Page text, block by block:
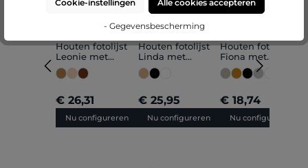
Gemiddelde waardering van 5 van 5 sterren
(1)
Houten fotolijst
Leonie met
afstandshouder
op maat
€ 26,31
Nu configureren
Houten fotolijst
Linda met
afstandslijst op
maat
€ 25,95
Nu configureren
Houten fotolijst
Fiona met
afstandslijst op
maat gemaakt
€ 18,74
Nu configureren
Cookie-instellingen Alle cookies accepteren
- Gegevensbescherming